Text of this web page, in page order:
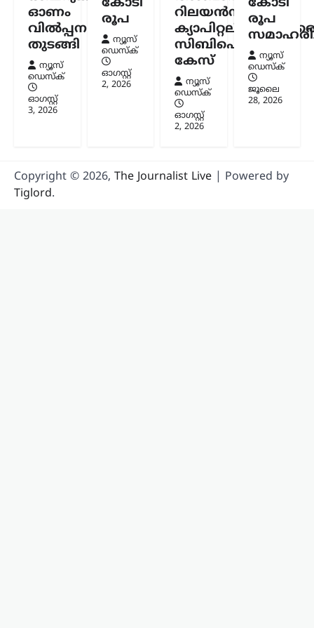
ചെറളായിയിലെ വസതിയിലെത്തിയാണ്
തിരുവനന്തപുരം സൈബർ പൊലീസ്…
ഓണം
വിൽപ്പന
തുടങ്ങി
ന്യൂസ്
ഡെസ്ക്
ഓഗസ്റ്റ്‌
3, 2026
രൂപ
ന്യൂസ്
ഡെസ്ക്
ഓഗസ്റ്റ്‌
2, 2026
റിലയൻസ്
സിബിഐ
കേസ്
ന്യൂസ്
ഡെസ്ക്
ഓഗസ്റ്റ്‌
2, 2026
രൂപ
ന്യൂസ്
ഡെസ്ക്
ജൂലൈ
28, 2026
Copyright © 2026, The Journalist Live | Powered by
Tiglord.